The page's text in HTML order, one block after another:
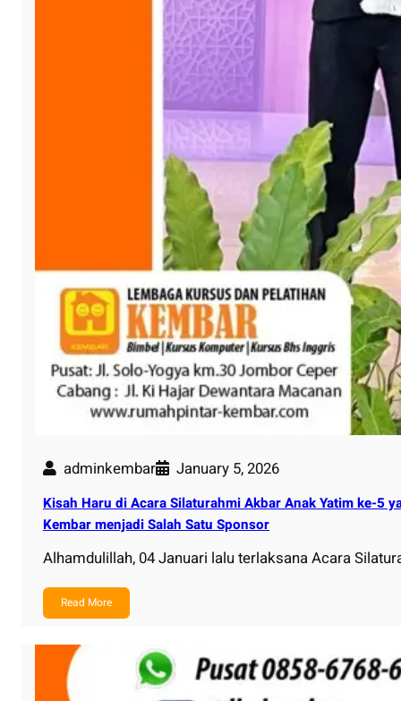
adminkembar January 5, 2026
Kisah Haru di Acara Silaturahmi Akbar Anak Yatim ke-5
Kembar menjadi Salah Satu Sponsor
Alhamdulillah, 04 Januari lalu terlaksana Acara
Read More